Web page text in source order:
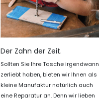
Der Zahn der Zeit.
Sollten Sie Ihre Tasche irgendwann
zerliebt haben, bieten wir Ihnen als
kleine Manufaktur natürlich auch
eine Reparatur an. Denn wir lieben